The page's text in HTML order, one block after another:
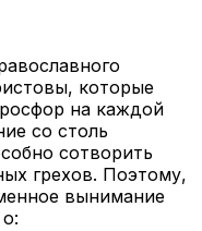
которые
на каждой
со столь
сотворить
грехов. Поэтому,
вынимание